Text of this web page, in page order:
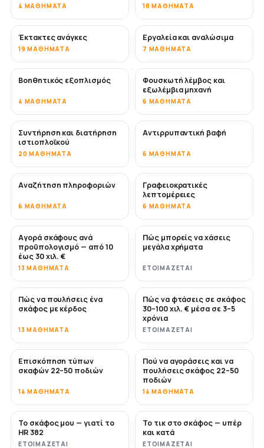
4 ΜΑΘΉΜΑΤΑ 18 ΜΑΘΉΜΑΤΑ
Έκτακτες ανάγκες
19 ΜΑΘΉΜΑΤΑ
Εργαλεία και αναλώσιμα
7 ΜΑΘΉΜΑΤΑ
Βοηθητικός εξοπλισμός
4 ΜΑΘΉΜΑΤΑ
Φουσκωτή λέμβος και
εξωλέμβια μηχανή
6 ΜΑΘΉΜΑΤΑ
Συντήρηση και διατήρηση
ιστιοπλοϊκού
20 ΜΑΘΉΜΑΤΑ
ΣΎΝΤΟΜΑ
Αντιρρυπαντική βαφή
6 ΜΑΘΉΜΑΤΑ
Αναζήτηση πληροφοριών
6 ΜΑΘΉΜΑΤΑ
Γραφειοκρατικές
λεπτομέρειες
6 ΜΑΘΉΜΑΤΑ
ΣΎΝΤΟΜΑ
Αγορά σκάφους ανά
προϋπολογισμό — από 10
έως 30 χιλ. €
13 ΜΑΘΉΜΑΤΑ
ΣΎΝΤΟΜΑ
Πώς μπορείς να χάσεις
μεγάλα χρήματα
ΕΤΟΙΜΆΖΕΤΑΙ
ΝΈΟ
Πώς να πουλήσεις ένα
σκάφος με κέρδος
13 ΜΑΘΉΜΑΤΑ
ΝΈΟ
Πώς να φτάσεις σε σκάφος
30–100 χιλ. € μέσα σε 3–5
χρόνια
ΕΤΟΙΜΆΖΕΤΑΙ
ΣΎΝΤΟΜΑ
Επισκόπηση τύπων
σκαφών 22–50 ποδιών
14 ΜΑΘΉΜΑΤΑ
ΣΎΝΤΟΜΑ
Πού να αγοράσεις και να
πουλήσεις σκάφος 22–50
ποδιών
14 ΜΑΘΉΜΑΤΑ
ΣΎΝΤΟΜΑ
Το σκάφος μου — γιατί το
HR 382
ΕΤΟΙΜΆΖΕΤΑΙ
ΣΎΝΤΟΜΑ
Το τικ στο σκάφος — υπέρ
και κατά
ΕΤΟΙΜΆΖΕΤΑΙ